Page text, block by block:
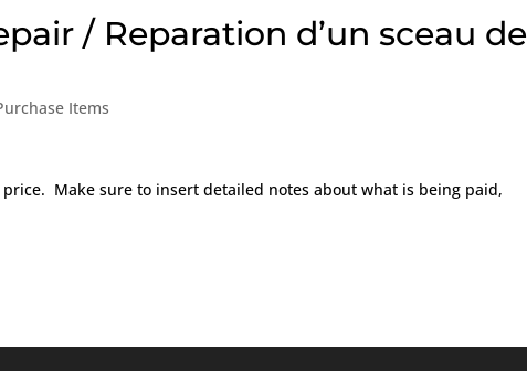
/ Reparation d’un sceau de
Items
Make sure to insert detailed notes about what is being paid,